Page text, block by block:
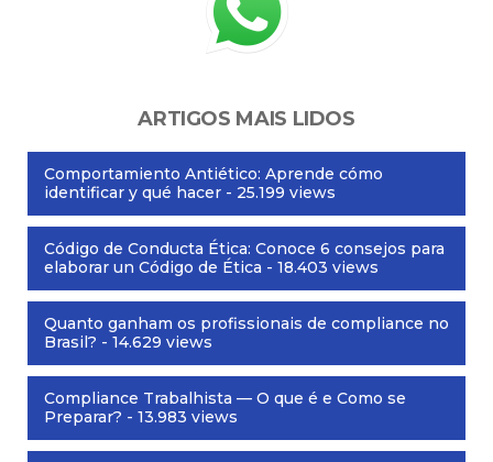
ARTIGOS MAIS LIDOS
Comportamiento Antiético: Aprende cómo
identificar y qué hacer - 25.199 views
Código de Conducta Ética: Conoce 6 consejos para
elaborar un Código de Ética - 18.403 views
Quanto ganham os profissionais de compliance no
Brasil? - 14.629 views
Compliance Trabalhista — O que é e Como se
Preparar? - 13.983 views